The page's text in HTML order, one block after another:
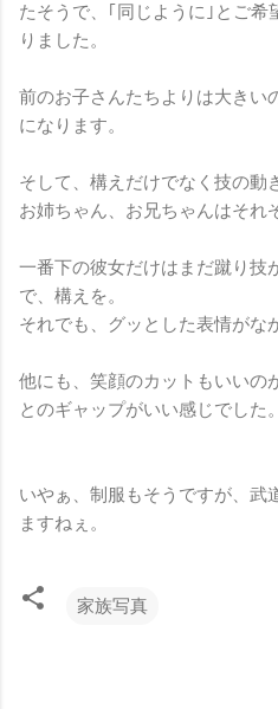
たそうで、｢同じように｣とご希
りました。
前のお子さんたちよりは大きい
になります。
そして、構えだけでなく技の動
お姉ちゃん、お兄ちゃんはそれ
一番下の彼女だけはまだ蹴り技
で、構えを。
それでも、グッとした表情がな
他にも、笑顔のカットもいいの
とのギャップがいい感じでした。
いやぁ、制服もそうですが、武
ますねぇ。
家族写真